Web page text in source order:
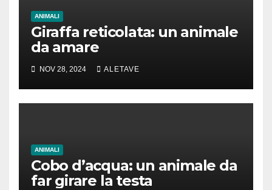
ANIMALI
Giraffa reticolata: un animale
da amare
NOV 28, 2024 ALETAVE
ANIMALI
Cobo d’acqua: un animale da
far girare la testa